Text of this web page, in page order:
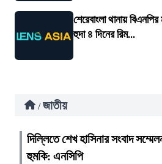
শেরেবাংলা থানায়
হুদা ৪ দিনের রিম...
/ জাতীয়
দিল্লিতে শেখ হাসিনার সংবাদ
হুমকি: এনসিপি